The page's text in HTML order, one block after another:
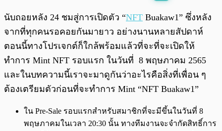
พร้อมเล่น /0:00
นับถอยหลัง 24 ชมสู่การเปิดตัว “NFT Buakaw1” ซึ่งหลัง
จากที่ทุกคนรอคอยกันมายาว อย่างนานหลายสัปดาห์
ตอนนี้ทางโปรเจกต์ก็ใกล้พร้อมแล้วที่จะที่จะเปิดให้
ทำการ Mint NFT รอบแรก ในวันที่ 8 พฤษภาคม 2565
และในบทความนี้เราจะมาดูกันว่าอะไรคือสิ่งที่เพื่อน ๆ
ต้องเตรียมตัวก่อนที่จะทำการ Mint “NFT Buakaw1”
ใน Pre-Sale รอบแรกสำหรับสมาชิกที่จะมีขึ้นในวันที่ 8
พฤษภาคมในเวลา 20:30 นั้น ทางทีมงานจะจำกัดสิทธิ์การ